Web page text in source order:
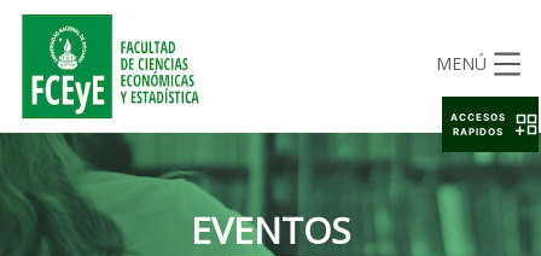
MENÚ
EVENTOS
ACCESOS
RAPIDOS